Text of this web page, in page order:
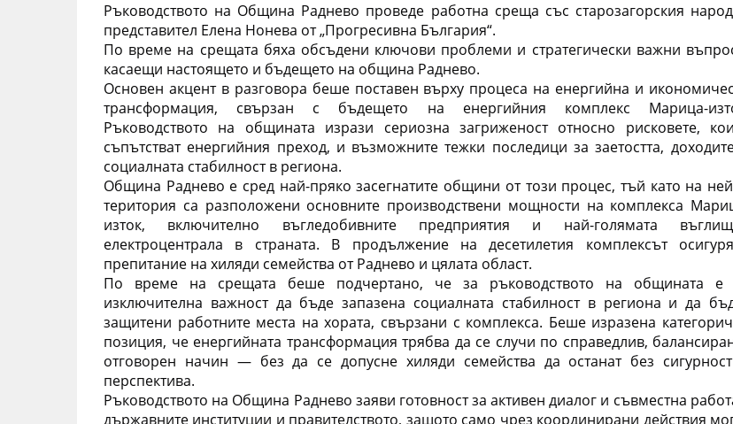
Ръководството на Община Раднево проведе работна среща със старозагорския
представител Елена Нонева от „Прогресивна България“.
По време на срещата бяха обсъдени ключови проблеми и стратегически важни
касаещи настоящето и бъдещето на община Раднево.
Основен акцент в разговора беше поставен върху процеса на енергийна и
трансформация, свързан с бъдещето на енергийния комплекс Марица-
Ръководството на общината изрази сериозна загриженост относно рисковете,
съпътстват енергийния преход, и възможните тежки последици за заетостта,
социалната стабилност в региона.
Община Раднево е сред най-пряко засегнатите общини от този процес, тъй като на
територия са разположени основните производствени мощности на комплекса
изток, включително въгледобивните предприятия и най-голямата
електроцентрала в страната. В продължение на десетилетия комплексът
препитание на хиляди семейства от Раднево и цялата област.
По време на срещата беше подчертано, че за ръководството на общината е
изключителна важност да бъде запазена социалната стабилност в региона и да
защитени работните места на хората, свързани с комплекса. Беше изразена
позиция, че енергийната трансформация трябва да се случи по справедлив,
отговорен начин — без да се допусне хиляди семейства да останат без
перспектива.
Ръководството на Община Раднево заяви готовност за активен диалог и съвместна
държавните институции и правителството, защото само чрез координирани действия